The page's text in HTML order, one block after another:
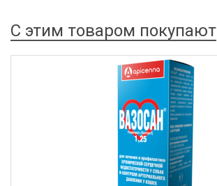
С этим товаром покупают